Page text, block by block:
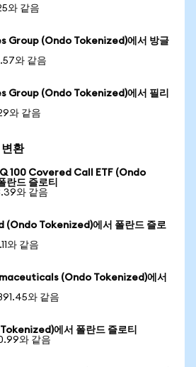
와 같음
Group (Ondo Tokenized)에서 방글
와 같음
Group (Ondo Tokenized)에서 필리
와 같음
환
100 Covered Call ETF (Ondo
란드 즐로티
와 같음
(Ondo Tokenized)에서 폴란드 즐로
와 같음
(Ondo Tokenized)에서
와 같음
에서 폴란드 즐로티
와 같음